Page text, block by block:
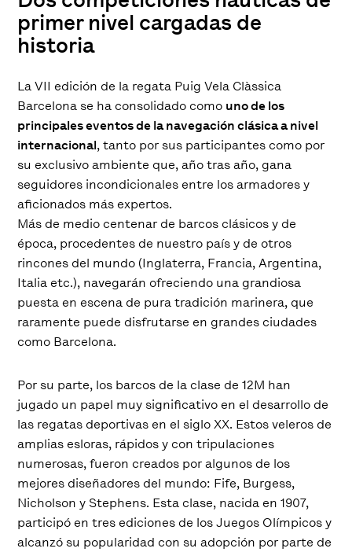
primer nivel cargadas de
historia
La VII edición de la regata Puig Vela Clàssica
Barcelona se ha consolidado como uno de los
principales eventos de la navegación clásica a nivel
internacional, tanto por sus participantes como por
su exclusivo ambiente que, año tras año, gana
seguidores incondicionales entre los armadores y
aficionados más expertos.
Más de medio centenar de barcos clásicos y de
época, procedentes de nuestro país y de otros
rincones del mundo (Inglaterra, Francia, Argentina,
Italia etc.), navegarán ofreciendo una grandiosa
puesta en escena de pura tradición marinera, que
raramente puede disfrutarse en grandes ciudades
como Barcelona.
Por su parte, los barcos de la clase de 12M han
jugado un papel muy significativo en el desarrollo de
las regatas deportivas en el siglo XX. Estos veleros de
amplias esloras, rápidos y con tripulaciones
numerosas, fueron creados por algunos de los
mejores diseñadores del mundo: Fife, Burgess,
Nicholson y Stephens. Esta clase, nacida en 1907,
participó en tres ediciones de los Juegos Olímpicos y
alcanzó su popularidad con su adopción por parte de